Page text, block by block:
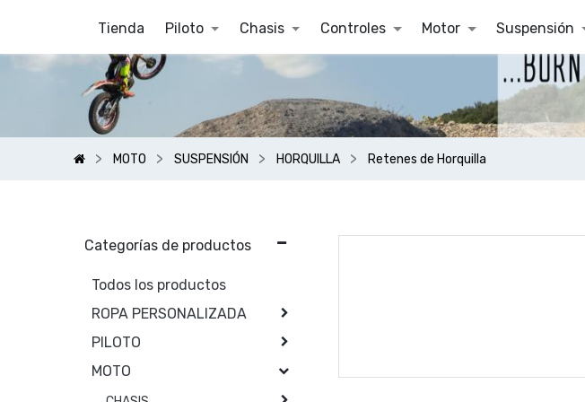
Tienda Piloto Chasis Controles Motor Suspensión
MOTO SUSPENSIÓN HORQUILLA Retenes de Horquilla
Categorías de productos
Todos los productos
ROPA PERSONALIZADA
PILOTO
MOTO